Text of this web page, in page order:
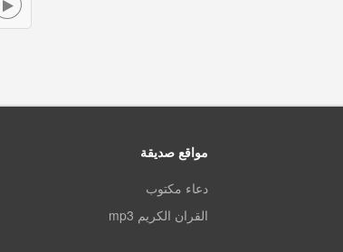
مواقع صديقة
دعاء مكتوب
القران الكريم mp3